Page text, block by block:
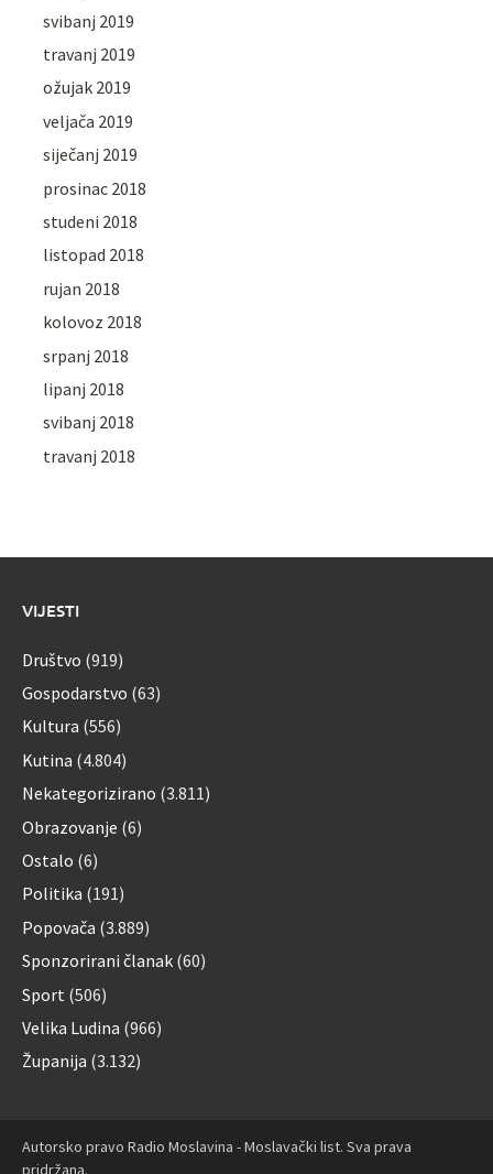
svibanj 2019
travanj 2019
ožujak 2019
veljača 2019
siječanj 2019
prosinac 2018
studeni 2018
listopad 2018
rujan 2018
kolovoz 2018
srpanj 2018
lipanj 2018
svibanj 2018
travanj 2018
VIJESTI
Društvo (919)
Gospodarstvo (63)
Kultura (556)
Kutina (4.804)
Nekategorizirano (3.811)
Obrazovanje (6)
Ostalo (6)
Politika (191)
Popovača (3.889)
Sponzorirani članak (60)
Sport (506)
Velika Ludina (966)
Županija (3.132)
Autorsko pravo Radio Moslavina - Moslavački list. Sva prava
pridržana.